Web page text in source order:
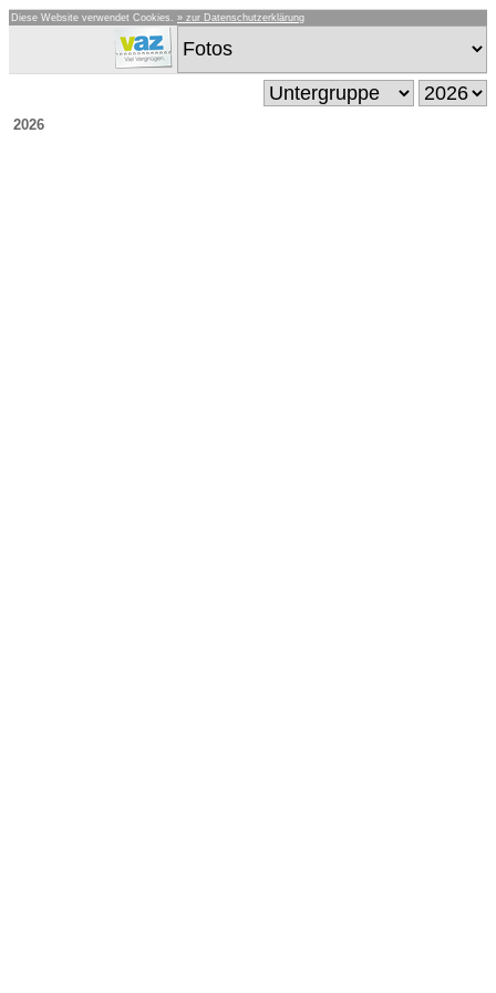
Diese Website verwendet Cookies. » zur Datenschutzerklärung
2026